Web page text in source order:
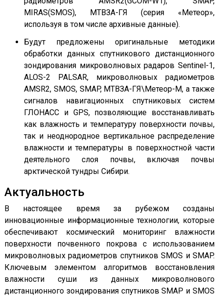
MIRAS(SMOS), МТВЗА-ГЯ (серия «Метеор»,
используя в том числе архивные данные).
Будут предложены оригинальные методики
обработки данных спутникового дистанционного
зондирования микроволновых радаров Sentinel-1,
ALOS-2 PALSAR, микроволновых радиометров
AMSR2, SMOS, SMAP, МТВЗА-ГЯ\Метеор-М, а также
сигналов навигационных спутниковых систем
ГЛОНАСС и GPS, позволяющие восстанавливать
как влажность и температуру поверхности почвы,
так и неоднородное вертикальное распределение
влажности и температуры в поверхностной части
деятельного слоя почвы, включая почвы
арктической тундры Сибири.
Актуальность
В настоящее время за рубежом созданы
инновационные информационные технологии, которые
обеспечивают космический мониторинг влажности
поверхности почвенного покрова с использованием
микроволновых радиометров спутников SMOS и SMAP.
Ключевым элементом алгоритмов восстановления
влажности суши из данных микроволнового
дистанционного зондирования спутников SMAP и SMOS